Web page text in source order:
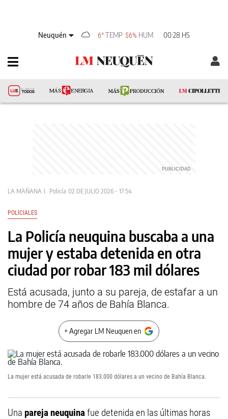
Neuquén 6° TEMP 56% HUM 00:28 HS
LA MAÑANA Policía 02 DE JULIO 2026 - 17:54
POLICIALES
La Policía neuquina buscaba a una
mujer y estaba detenida en otra
ciudad por robar 183 mil dólares
Está acusada, junto a su pareja, de estafar a un
hombre de 74 años de Bahía Blanca.
+ Agregar LM Neuquen en
La mujer está acusada de robarle 183.000 dólares a un vecino de Bahía Blanca.
Una pareja neuquinafue detenida en las últimas horas